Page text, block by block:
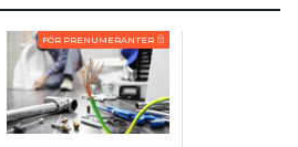
FÖR PRENUMERANTER